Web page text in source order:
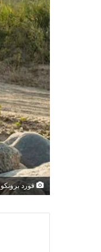
فورد برونكو